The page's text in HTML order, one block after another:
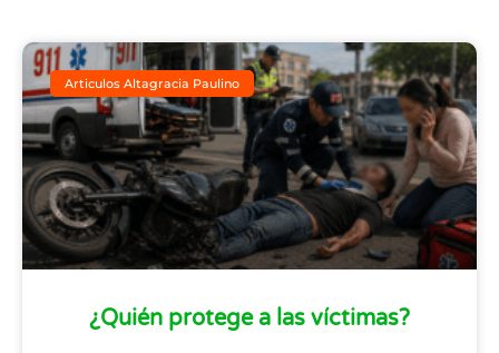
Articulos Altagracia Paulino
¿Quién protege a las víctimas?